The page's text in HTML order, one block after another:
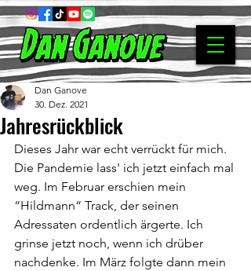
Jahresrückblick
Dan Ganove
30. Dez. 2021
Dieses Jahr war echt verrückt für mich.
Die Pandemie lass' ich jetzt einfach mal
weg. Im Februar erschien mein
“Hildmann“ Track, der seinen
Adressaten ordentlich ärgerte. Ich
grinse jetzt noch, wenn ich drüber
nachdenke. Im März folgte dann mein